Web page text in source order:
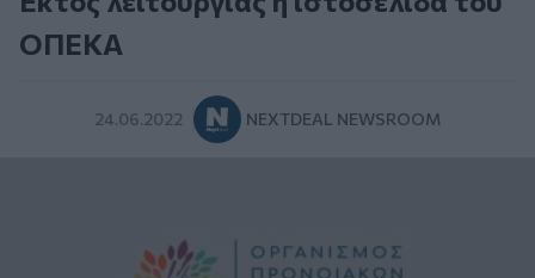
ΟΠΕΚΑ
24.06.2022 NEXTDEAL NEWSROOM